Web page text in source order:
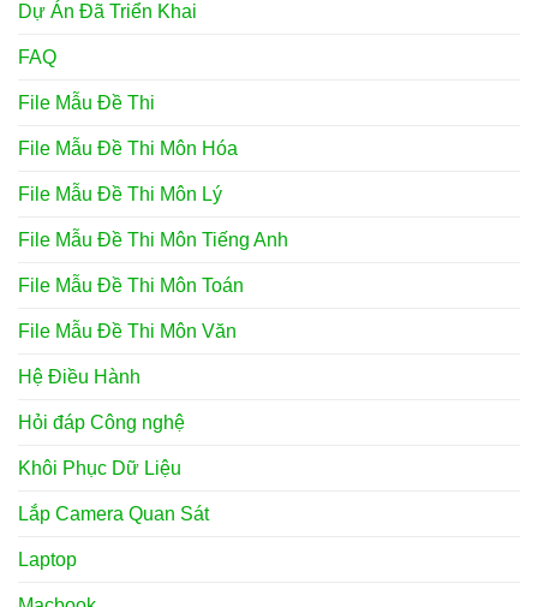
Dự Án Đã Triển Khai
FAQ
File Mẫu Đề Thi
File Mẫu Đề Thi Môn Hóa
File Mẫu Đề Thi Môn Lý
File Mẫu Đề Thi Môn Tiếng Anh
File Mẫu Đề Thi Môn Toán
File Mẫu Đề Thi Môn Văn
Hệ Điều Hành
Hỏi đáp Công nghệ
Khôi Phục Dữ Liệu
Lắp Camera Quan Sát
Laptop